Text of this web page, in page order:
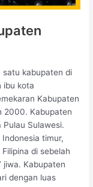
satu kabupaten di
ibu kota
Kabupaten
2000. Kabupaten
Sulawesi.
timur,
di sebelah
jiwa. Kabupaten
dengan luas